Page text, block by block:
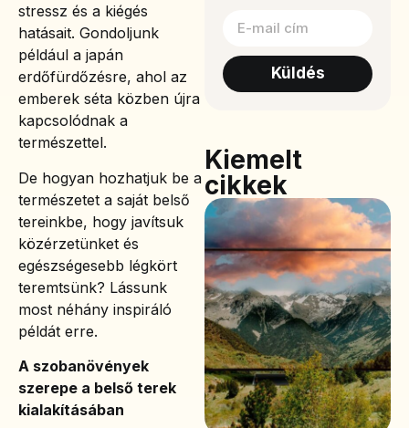
stressz és a kiégés
hatásait. Gondoljunk
például a japán
erdőfürdőzésre, ahol az
emberek séta közben újra
kapcsolódnak a
természettel.
De hogyan hozhatjuk be a
természetet a saját belső
tereinkbe, hogy javítsuk
közérzetünket és
egészségesebb légkört
teremtsünk? Lássunk
most néhány inspiráló
példát erre.
A szobanövények
szerepe a belső terek
kialakításában
Küldés
Kiemelt
cikkek